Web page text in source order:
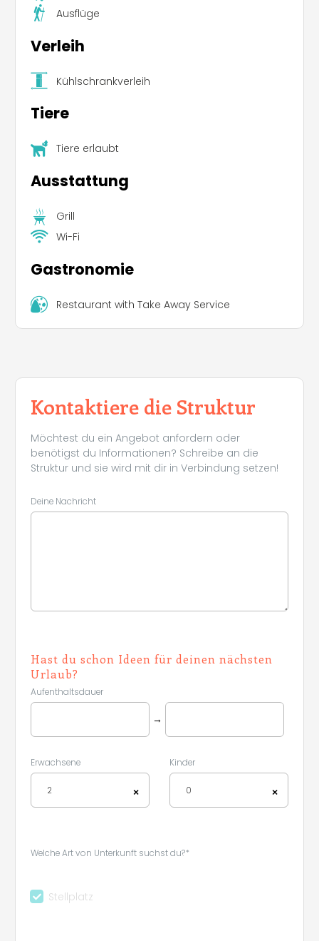
Ausflüge
Verleih
Kühlschrankverleih
Tiere
Tiere erlaubt
Ausstattung
Grill
Wi-Fi
Gastronomie
Restaurant with Take Away Service
Kontaktiere die Struktur
Möchtest du ein Angebot anfordern oder
benötigst du Informationen? Schreibe an die
Struktur und sie wird mit dir in Verbindung setzen!
Deine Nachricht
Hast du schon Ideen für deinen nächsten
Urlaub?
Aufenthaltsdauer
→
Erwachsene
×
2
Kinder
×
0
Welche Art von Unterkunft suchst du?*
Stellplatz